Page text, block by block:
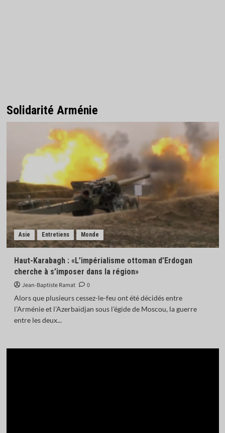
Solidarité Arménie
Asie Entretiens Monde
Haut-Karabagh : «L’impérialisme ottoman d’Erdogan
cherche à s’imposer dans la région»
Jean-Baptiste Ramat
0
Alors que plusieurs cessez-le-feu ont été décidés entre
l’Arménie et l’Azerbaïdjan sous l’égide de Moscou, la guerre
entre les deux...